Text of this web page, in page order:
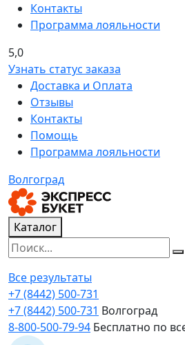
Контакты
Программа лояльности
5,0
Узнать статус заказа
Доставка и Оплата
Отзывы
Контакты
Помощь
Программа лояльности
Волгоград
Каталог
Все результаты
+7 (8442) 500-731
+7 (8442) 500-731 Волгоград
8-800-500-79-94 Бесплатно по